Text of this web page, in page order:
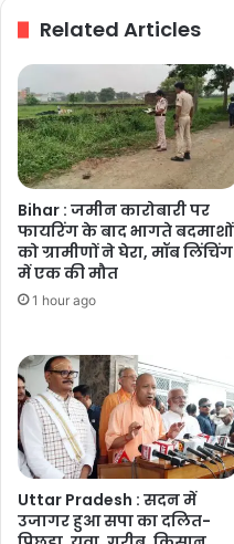
लिए
काम
करने
से
नहीं
रोक
सकता-
मुख्यमंत्री
Related Articles
Bihar : जमीन कारोबारी पर
फायरिंग के बाद भागते बदमाशों
को ग्रामीणों ने घेरा, मॉब लिंचिंग
में एक की मौत
1 hour ago
Uttar Pradesh : सदन में
उजागर हुआ सपा का दलित-